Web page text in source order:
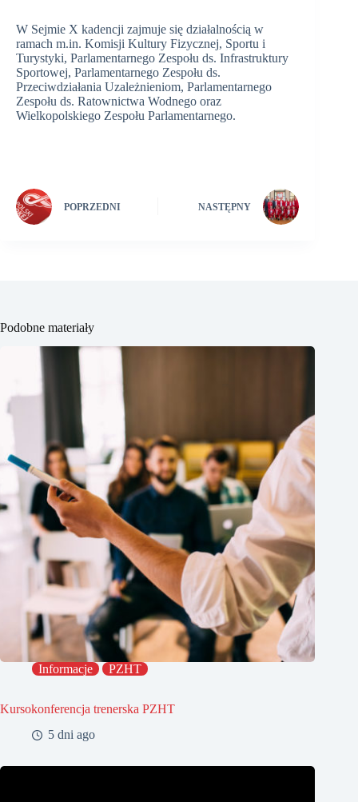
W Sejmie X kadencji zajmuje się działalnością w
ramach m.in. Komisji Kultury Fizycznej, Sportu i
Turystyki, Parlamentarnego Zespołu ds. Infrastruktury
Sportowej, Parlamentarnego Zespołu ds.
Przeciwdziałania Uzależnieniom, Parlamentarnego
Zespołu ds. Ratownictwa Wodnego oraz
Wielkopolskiego Zespołu Parlamentarnego.
POPRZEDNI NASTĘPNY
Podobne materiały
Informacje PZHT
Kursokonferencja trenerska PZHT
5 dni ago